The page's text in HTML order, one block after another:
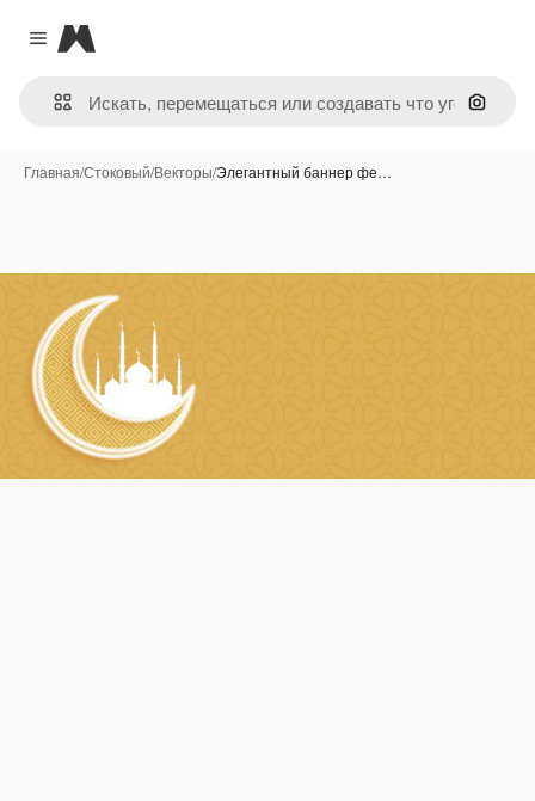
Close menu
Magnific
Поиск
Главная/Стоковый/Векторы/Элегантный баннер фе…